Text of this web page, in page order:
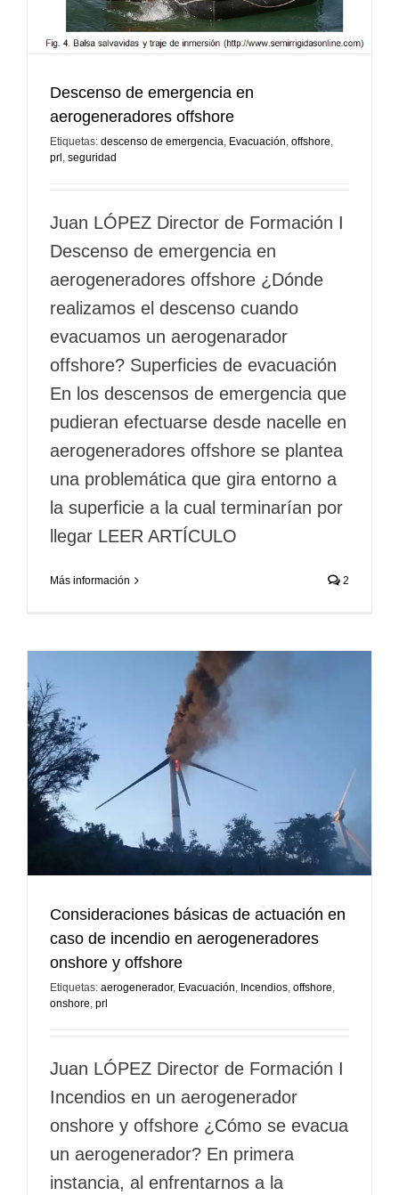
Descenso de emergencia en
aerogeneradores offshore
Etiquetas: descenso de emergencia, Evacuación, offshore,
prl, seguridad
Juan LÓPEZ Director de Formación I
Descenso de emergencia en
aerogeneradores offshore ¿Dónde
realizamos el descenso cuando
evacuamos un aerogenarador
offshore? Superficies de evacuación
En los descensos de emergencia que
pudieran efectuarse desde nacelle en
aerogeneradores offshore se plantea
una problemática que gira entorno a
la superficie a la cual terminarían por
llegar LEER ARTÍCULO
Más información 2
Consideraciones básicas de actuación en
caso de incendio en aerogeneradores
onshore y offshore
Etiquetas: aerogenerador, Evacuación, Incendios, offshore,
onshore, prl
Juan LÓPEZ Director de Formación I
Incendios en un aerogenerador
onshore y offshore ¿Cómo se evacua
un aerogenerador? En primera
instancia, al enfrentarnos a la